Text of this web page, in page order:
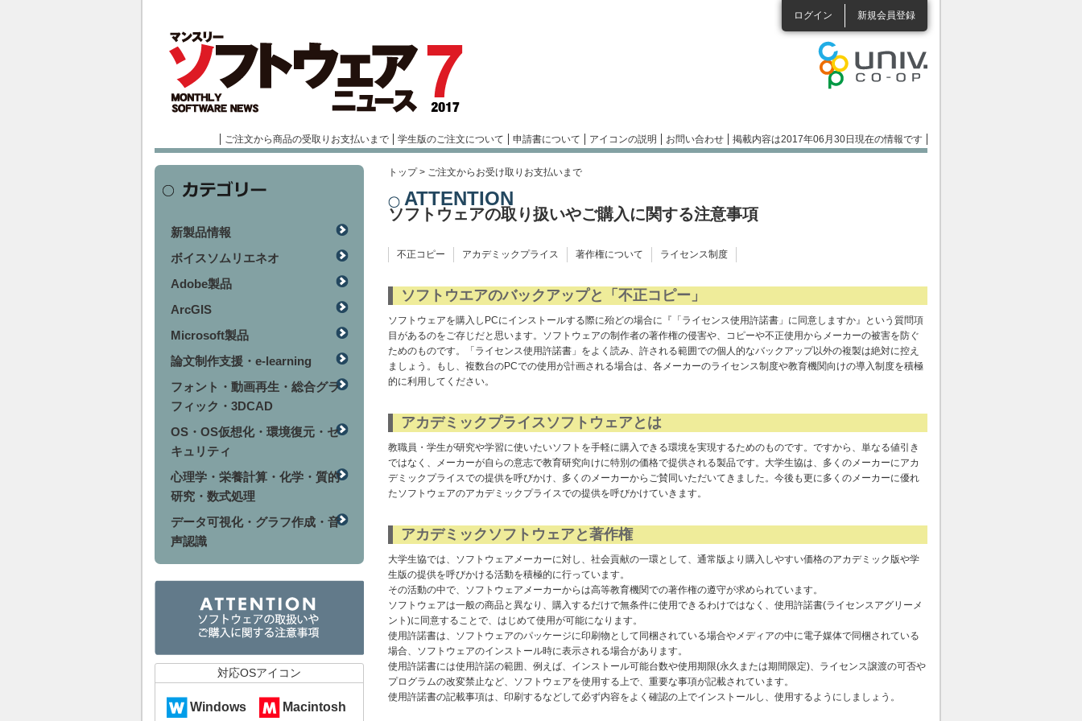
ログイン 新規会員登録
ご注文から商品の受取りお支払いまで 学生版のご注文について 申請書について アイコンの説明 お問い合わせ 掲載内容は2017年06月30日現在の情報です
トップ> ご注文からお受け取りお支払いまで
ATTENTION
ソフトウェアの取り扱いやご購入に関する注意事項
不正コピー アカデミックプライス 著作権について ライセンス制度
ソフトウエアのバックアップと「不正コピー」
ソフトウェアを購入しPCにインストールする際に殆どの場合に『「ライセンス使用許諾書」に同意しますか』という質問項
目があるのをご存じだと思います。ソフトウェアの制作者の著作権の侵害や、コピーや不正使用からメーカーの被害を防ぐ
ためのものです。「ライセンス使用許諾書」をよく読み、許される範囲での個人的なバックアップ以外の複製は絶対に控え
ましょう。もし、複数台のPCでの使用が計画される場合は、各メーカーのライセンス制度や教育機関向けの導入制度を積極
的に利用してください。
アカデミックプライスソフトウェアとは
教職員・学生が研究や学習に使いたいソフトを手軽に購入できる環境を実現するためのものです。ですから、単なる値引き
ではなく、メーカーが自らの意志で教育研究向けに特別の価格で提供される製品です。大学生協は、多くのメーカーにアカ
デミックプライスでの提供を呼びかけ、多くのメーカーからご賛同いただいてきました。今後も更に多くのメーカーに優れ
たソフトウェアのアカデミックプライスでの提供を呼びかけていきます。
アカデミックソフトウェアと著作権
大学生協では、ソフトウェアメーカーに対し、社会貢献の一環として、通常版より購入しやすい価格のアカデミック版や学
生版の提供を呼びかける活動を積極的に行っています。
その活動の中で、ソフトウェアメーカーからは高等教育機関での著作権の遵守が求められています。
ソフトウェアは一般の商品と異なり、購入するだけで無条件に使用できるわけではなく、使用許諾書(ライセンスアグリーメ
ント)に同意することで、はじめて使用が可能になります。
使用許諾書は、ソフトウェアのパッケージに印刷物として同梱されている場合やメディアの中に電子媒体で同梱されている
場合、ソフトウェアのインストール時に表示される場合があります。
使用許諾書には使用許諾の範囲、例えば、インストール可能台数や使用期限(永久または期間限定)、ライセンス譲渡の可否や
プログラムの改変禁止など、ソフトウェアを使用する上で、重要な事項が記載されています。
使用許諾書の記載事項は、印刷するなどして必ず内容をよく確認の上でインストールし、使用するようにしましょう。
新製品情報
ボイスソムリエネオ
Adobe製品
ArcGIS
Microsoft製品
論文制作支援・e-learning
フォント・動画再生・総合グラ
フィック・3DCAD
OS・OS仮想化・環境復元・セ
キュリティ
心理学・栄養計算・化学・質的
研究・数式処理
データ可視化・グラフ作成・音
声認識
対応OSアイコン
Windows Macintosh